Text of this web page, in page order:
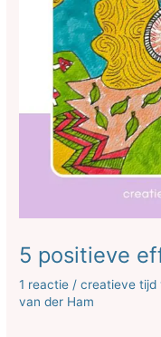
5 positieve
1 reactie /creatieve tijd
van der Ham